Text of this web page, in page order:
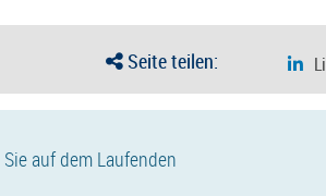
Seite teilen:
auf dem Laufenden